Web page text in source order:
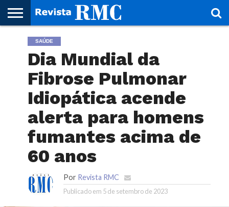
HOME
REVISTA
PROJETO
CULTURAL
RMC – 20
CIDADES
ARTE &
CULTURA
NOTÍCIAS
CORPORATIVAS
EDIÇÕES
ANTERIORES
PARCEIROS
FAÇA
SEU
SITE!
FALE
CONOSCO
SAÚDE
Dia Mundial da
Fibrose Pulmonar
Idiopática acende
alerta para homens
fumantes acima de
60 anos
Por Revista RMC
Publicado em 5 de setembro de 2023